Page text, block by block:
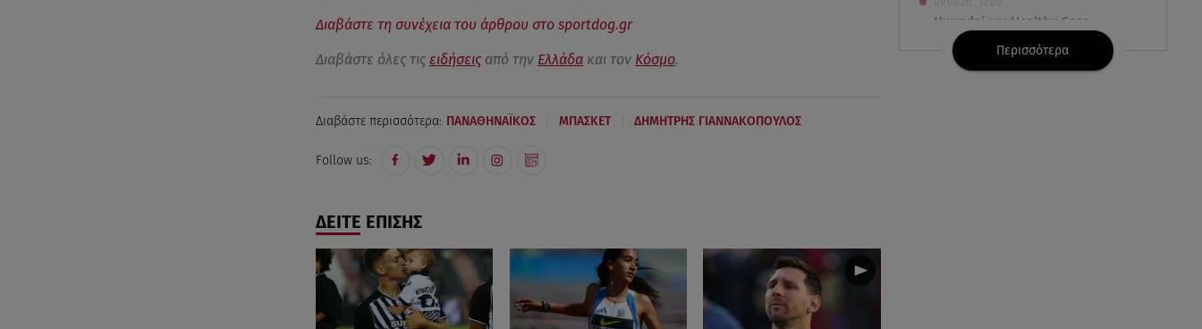
Hyundai και Healthy Seas:
Καθάρισαν 36 τόνους θαλάσσια
απορρίμματα
Περισσότερα
Διαβάστε τη συνέχεια του άρθρου στο sportdog.gr
Διαβάστε όλες τις ειδήσειςαπό την Ελλάδακαι τον Κόσμο.
Διαβάστε περισσότερα: ΠΑΝΑΘΗΝΑΪΚΟΣ ΜΠΑΣΚΕΤ ΔΗΜΗΤΡΗΣ ΓΙΑΝΝΑΚΟΠΟΥΛΟΣ
Follow us:
ΔΕΙΤΕ ΕΠΙΣΗΣ